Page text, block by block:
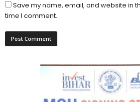
Save my name, email, and website in
time I comment.